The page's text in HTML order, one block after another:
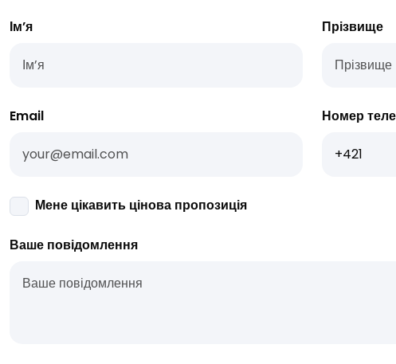
Ім’я Прізвище
Email Номер
Мене цікавить цінова пропозиція
Ваше повідомлення